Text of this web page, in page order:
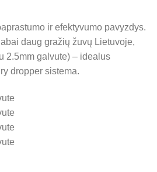
ir efektyvumo pavyzdys.
daug gražių žuvų Lietuvoje,
2.5mm galvute) – idealus
dropper sistema.